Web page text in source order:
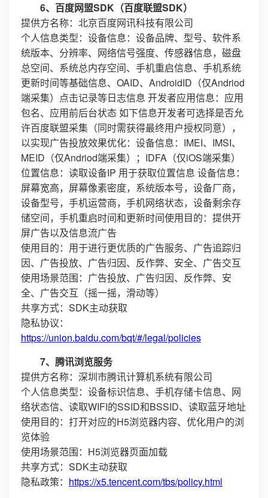
6、百度网盟SDK（百度联盟SDK）
提供方名称：北京百度网讯科技有限公司
个人信息类型：设备信息：设备品牌、型号、软件系
统版本、分辨率、网络信号强度、传感器信息，磁盘
总空间、系统总内存空间、手机重启信息、手机系统
更新时间等基础信息、OAID、AndroidID（仅Andriod
端采集）点击记录等日志信息 开发者应用信息：应用
包名、应用前后台状态 如下信息开发者可选择是否允
许百度联盟采集（同时需获得最终用户授权同意），
以实现广告投放效果优化：设备信息：IMEI、IMSI、
MEID（仅Andriod端采集）；IDFA（仅iOS端采集）
位置信息：读取设备IP 用于获取位置信息 设备信息：
屏幕宽高，屏幕像素密度，系统版本号，设备厂商，
设备型号，手机运营商，手机网络状态，设备剩余存
储空间，手机重启时间和更新时间使用目的：提供开
屏广告以及信息流广告
使用目的：用于进行更优质的广告服务、广告追踪归
因、广告投放、广告归因、反作弊、安全、广告交互
使用场景范围：广告投放、广告归因、反作弊、安
全、广告交互（摇一摇，滑动等）
共享方式：SDK主动获取
隐私协议：
https://union.baidu.com/bqt/#/legal/policies
7、腾讯浏览服务
提供方名称：深圳市腾讯计算机系统有限公司
个人信息类型：设备标识信息、手机存储卡信息、网
络状态信、读取WIFI的SSID和BSSID、读取蓝牙地址
使用目的：打开对应的H5浏览器内容、优化用户的浏
览体验
使用场景范围：H5浏览器页面加载
共享方式：SDK主动获取
隐私政策： https://x5.tencent.com/tbs/policy.html